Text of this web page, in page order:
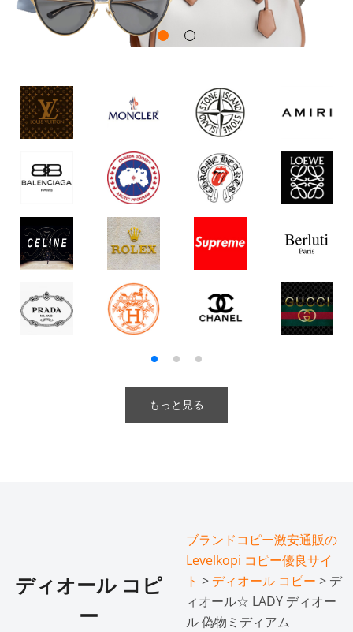
もっと見る
ディオール コピ
ー
ブランドコピー激安通販の
Levelkopi コピー優良サイ
ト > ディオール コピー > デ
ィオール☆ LADY ディオー
ル 偽物ミディアム